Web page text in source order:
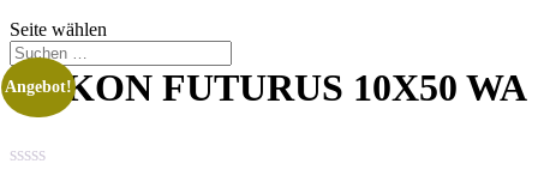
Seite wählen
YUKON FUTURUS 10X50 WA
Angebot!